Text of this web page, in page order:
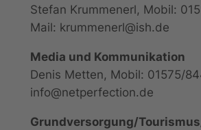
Stefan Krummenerl, Mobil:
Mail: krummenerl@ish.de
Media und Kommunikation
Denis Metten, Mobil: 01575/
info@netperfection.de
Grundversorgung/